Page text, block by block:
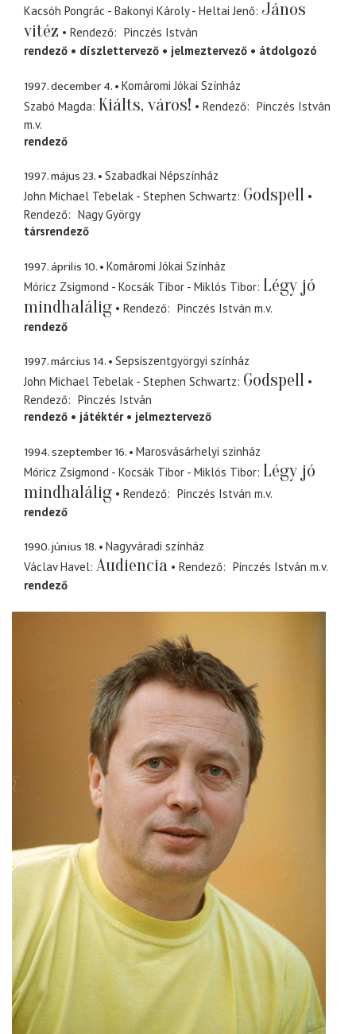
Kacsóh Pongrác - Bakonyi Károly - Heltai Jenő János
vitéz
Rendező
Pinczés István
rendező
díszlettervező jelmeztervező átdolgozó
1997. december 4.
Komáromi Jókai Színház
Szabó Magda Kiálts, város! Rendező
Pinczés István
m.v.
rendező
1997. május 23.
Szabadkai Népszínház
John Michael Tebelak - Stephen Schwartz Godspell
Rendező
Nagy György
társrendező
1997. április 10.
Komáromi Jókai Színház
Móricz Zsigmond - Kocsák Tibor - Miklós Tibor Légy jó
mindhalálig
Rendező Pinczés István m.v.
rendező
1997. március 14.
Sepsiszentgyörgyi színház
John Michael Tebelak - Stephen Schwartz Godspell
Rendező
Pinczés István
rendező
játéktér jelmeztervező
1994. szeptember 16.
Marosvásárhelyi szinház
Móricz Zsigmond - Kocsák Tibor - Miklós Tibor Légy jó
mindhalálig
Rendező Pinczés István m.v.
rendező
1990. június 18.
Nagyváradi színház
Václav Havel Audiencia Rendező Pinczés István m.v.
rendező